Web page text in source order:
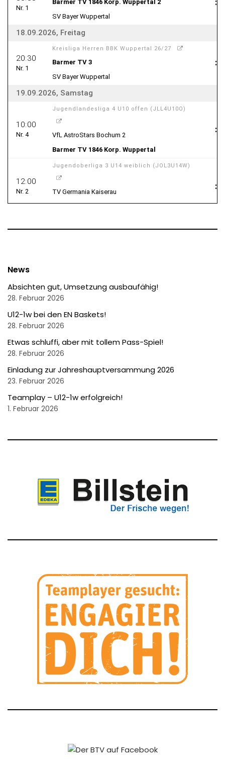
News
Absichten gut, Umsetzung ausbaufähig!
28. Februar 2026
U12-1w bei den EN Baskets!
28. Februar 2026
Etwas schluffi, aber mit tollem Pass-Spiel!
28. Februar 2026
Einladung zur Jahreshauptversammung 2026
23. Februar 2026
Teamplay – U12-1w erfolgreich!
1. Februar 2026